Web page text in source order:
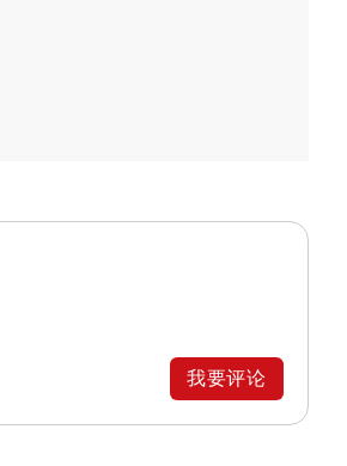
我要评论